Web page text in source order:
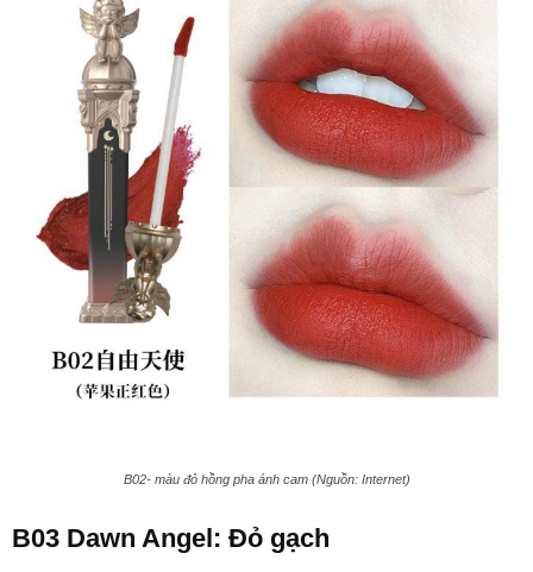
B02- màu đỏ hồng pha ánh cam (Nguồn: Internet)
B03 Dawn Angel: Đỏ gạch